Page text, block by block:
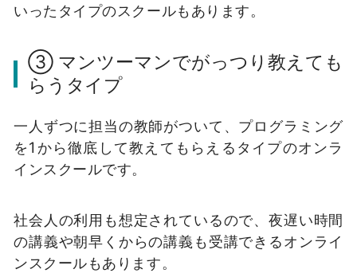
いったタイプのスクールもあります。
③ マンツーマンでがっつり教えても
らうタイプ
一人ずつに担当の教師がついて、プログラミング
を1から徹底して教えてもらえるタイプのオンラ
インスクールです。
社会人の利用も想定されているので、夜遅い時間
の講義や朝早くからの講義も受講できるオンライ
ンスクールもあります。